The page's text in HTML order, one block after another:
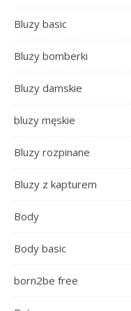
Bluzy basic
Bluzy bomberki
Bluzy damskie
bluzy męskie
Bluzy rozpinane
Bluzy z kapturem
Body
Body basic
born2be free